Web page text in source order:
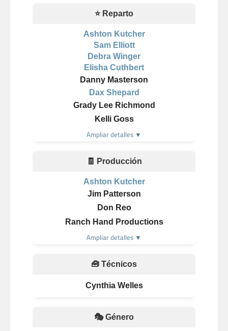
⭐ Reparto
Ashton Kutcher
Sam Elliott
Debra Winger
Elisha Cuthbert
Danny Masterson
Dax Shepard
Grady Lee Richmond
Kelli Goss
Ampliar detalles ▼
🧾 Producción
Ashton Kutcher
Jim Patterson
Don Reo
Ranch Hand Productions
Ampliar detalles ▼
🧰 Técnicos
Cynthia Welles
🎭 Género